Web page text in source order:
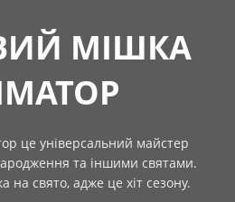
МІШКА
це універсальний майстер
та іншими святами.
на свято, адже це хіт сезону.